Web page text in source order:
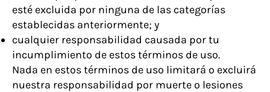
esté excluida por ninguna de las categorías
establecidas anteriormente; y
cualquier responsabilidad causada por tu
incumplimiento de estos términos de uso.
Nada en estos términos de uso limitará o excluirá
nuestra responsabilidad por muerte o lesiones